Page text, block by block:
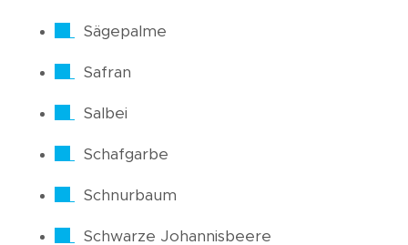
Sägepalme
Safran
Salbei
Schafgarbe
Schnurbaum
Schwarze Johannisbeere